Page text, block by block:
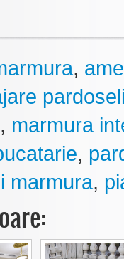
,
, marmura
,
marmura,